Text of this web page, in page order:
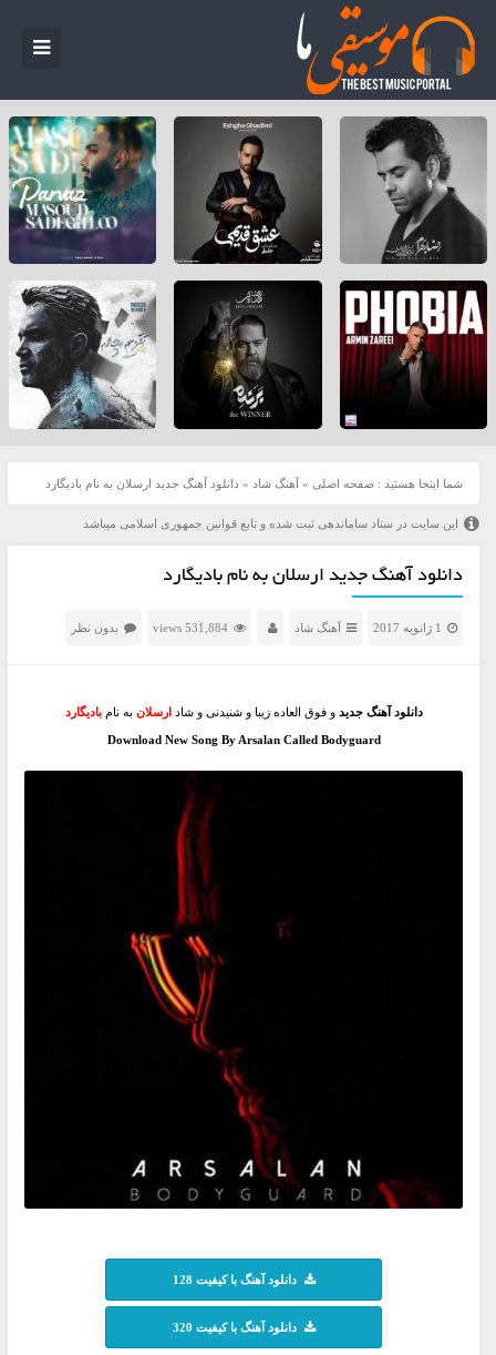
شما اینجا هستید : صفحه اصلی » آهنگ شاد » دانلود آهنگ جدید ارسلان به نام بادیگارد
این سایت در ستاد ساماندهی ثبت شده و تابع قوانین جمهوری اسلامی میباشد
دانلود آهنگ جدید ارسلان به نام بادیگارد
1 ژانویه 2017 آهنگ شاد 531,884 views بدون نظر
دانلود آهنگ جدید و فوق العاده زیبا و شنیدنی و شاد ارسلان به نام بادیگارد
Download New Song By Arsalan Called Bodyguard
دانلود آهنگ با کیفیت 128
دانلود آهنگ با کیفیت 320